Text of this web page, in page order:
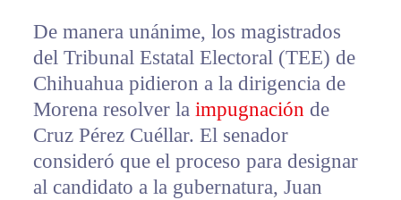
De manera unánime, los magistrados
del Tribunal Estatal Electoral (TEE) de
Chihuahua pidieron a la dirigencia de
Morena resolver la impugnación de
Cruz Pérez Cuéllar. El senador
consideró que el proceso para designar
al candidato a la gubernatura, Juan